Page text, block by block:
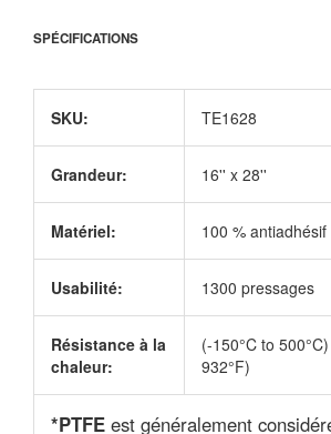
SPÉCIFICATIONS
SKU: TE1628
Grandeur: 16'' x 28''
Matériel: 100 % antiadhésif
Usabilité: 1300 pressages
Résistance à la
chaleur:
(-150°C to
932°F)
*PTFE est généralement